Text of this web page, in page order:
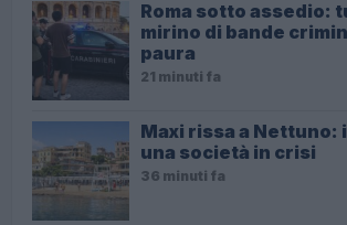
Roma sotto assedio:
mirino di bande
paura
21 minuti fa
Maxi rissa a Nettuno:
una società in crisi
36 minuti fa